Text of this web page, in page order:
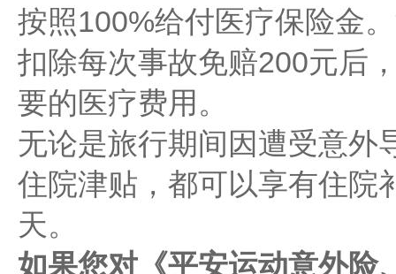
按照100%给付医疗保险金
扣除每次事故免赔200元后
要的医疗费用。
无论是旅行期间因遭受意外
住院津贴，都可以享有住院
天。
如果您对《平安运动意外险